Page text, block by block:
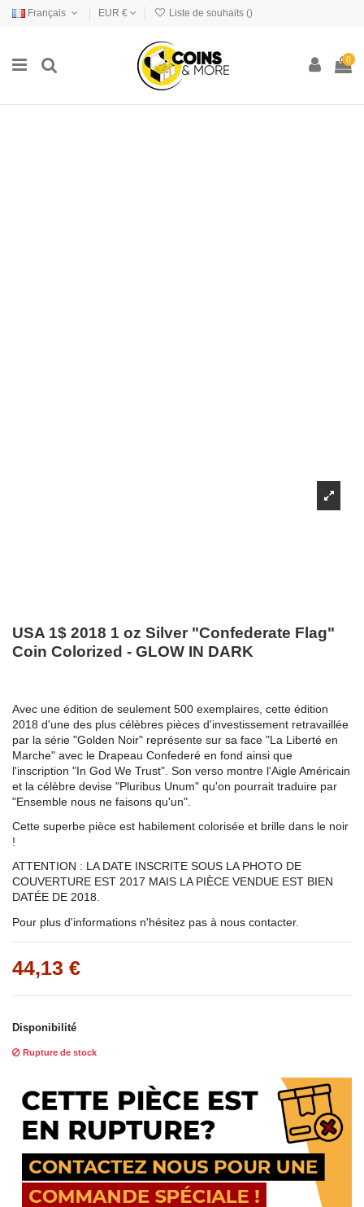
Français EUR € Liste de souhaits ()
0
USA 1$ 2018 1 oz Silver "Confederate Flag"
Coin Colorized - GLOW IN DARK
Avec une édition de seulement 500 exemplaires, cette édition
2018 d'une des plus célèbres pièces d'investissement retravaillée
par la série "Golden Noir" représente sur sa face "La Liberté en
Marche" avec le Drapeau Confederé en fond ainsi que
l'inscription "In God We Trust". Son verso montre l'Aigle Américain
et la célèbre devise "Pluribus Unum" qu'on pourrait traduire par
"Ensemble nous ne faisons qu'un".
Cette superbe pièce est habilement colorisée et brille dans le noir
!
ATTENTION : LA DATE INSCRITE SOUS LA PHOTO DE
COUVERTURE EST 2017 MAIS LA PIÈCE VENDUE EST BIEN
DATÉE DE 2018.
Pour plus d'informations n'hésitez pas à nous contacter.
44,13 €
Disponibilité
Rupture de stock